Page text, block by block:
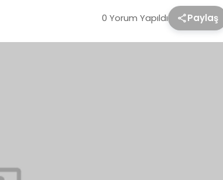
0 Yorum Yapıldı Paylaş